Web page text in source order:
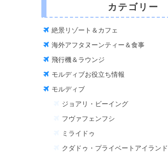
カテゴリー
絶景リゾート＆カフェ
海外アフタヌーンティー＆食事
飛行機＆ラウンジ
モルディブお役立ち情報
モルディブ
ジョアリ・ビーイング
フヴァフェンフシ
ミライドゥ
クダドゥ・プライベートアイランド